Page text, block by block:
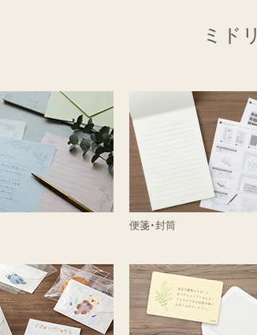
ミド
便箋・封筒